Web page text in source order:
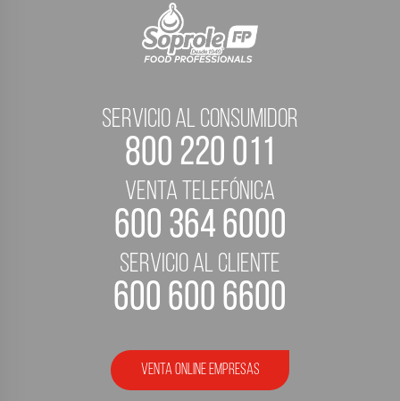
servicio al consumidor
800 220 011
Venta telefónica
600 364 6000
servicio al cliente
600 600 6600
Venta Online empresas